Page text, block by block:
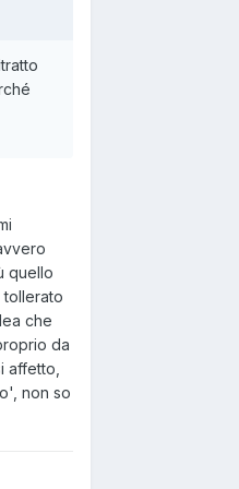
quello
che
da
affetto,
non so